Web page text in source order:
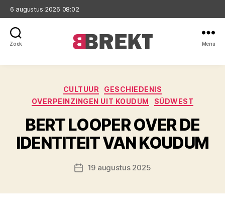
6 augustus 2026 08:02
Zoek Menu
Categorieën
CULTUUR
GESCHIEDENIS
OVERPEINZINGEN UIT KOUDUM
SÚDWEST
BERT LOOPER OVER DE
IDENTITEIT VAN KOUDUM
Berichtdatum
19 augustus 2025